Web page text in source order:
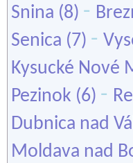
Snina (8) -
Senica (7) -
Kysucké Nové
Pezinok (6) -
Dubnica nad
Moldava nad